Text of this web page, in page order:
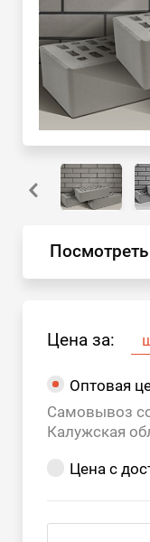
Цена за:
Оптовая
Самовывоз
Калужская
Цена с